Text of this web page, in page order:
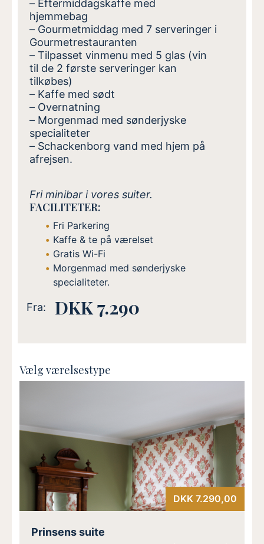
– Eftermiddagskaffe med
hjemmebag
– Gourmetmiddag med 7 serveringer i
Gourmetrestauranten
– Tilpasset vinmenu med 5 glas (vin
til de 2 første serveringer kan
tilkøbes)
– Kaffe med sødt
– Overnatning
– Morgenmad med sønderjyske
specialiteter
– Schackenborg vand med hjem på
afrejsen.
Fri minibar i vores suiter.
FACILITETER:
Fri Parkering
Kaffe & te på værelset
Gratis Wi-Fi
Morgenmad med sønderjyske
specialiteter.
Fra: DKK 7.290
Vælg værelsestype
Prinsens suite
DKK 7.290,00